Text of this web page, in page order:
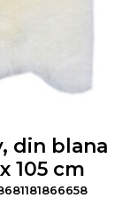
din blana
105 cm